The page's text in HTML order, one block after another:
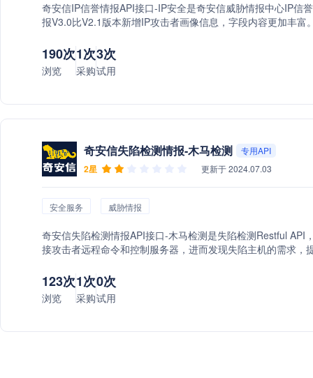
奇安信IP信誉情报API接口-IP安全是奇安信威胁情报中心IP信
报V3.0比V2.1版本新增IP攻击者画像信息，字段内容更加丰富
190次
浏览
1次
采购
3次
试用
奇安信失陷检测情报-木马检测 专用API
2星 更新于 2024.07.03
安全服务 威胁情报
奇安信失陷检测情报API接口-木马检测是失陷检测Restful
接攻击者远程命令和控制服务器，进而发现失陷主机的需求
123次
浏览
1次
采购
0次
试用